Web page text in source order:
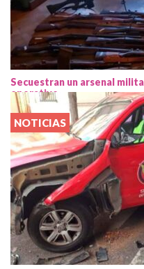
Secuestran un arsenal
operativo
NOTICIAS